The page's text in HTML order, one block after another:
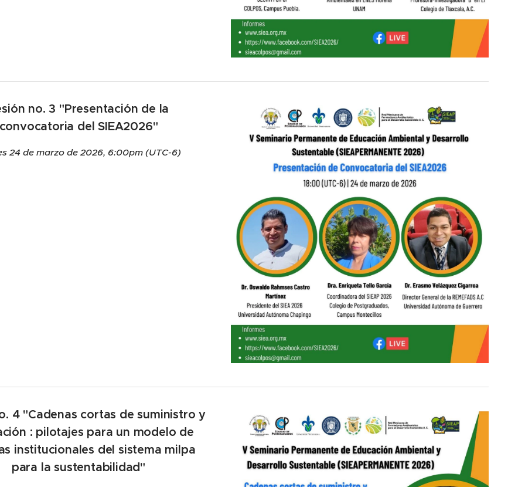
no. 3 "Presentación de la
del SIEA2026"
24 de marzo de 2026, 6:00pm (UTC-6)
4 "Cadenas cortas de suministro y
: pilotajes para un modelo de
institucionales del sistema milpa
para la sustentabilidad"